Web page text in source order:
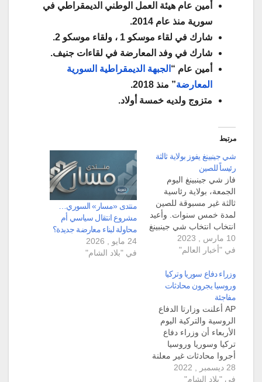
أمين عام هيئة العمل الوطني الديمقراطي في
سورية منذ عام 2014.
شارك في لقاء موسكو 1 ، ولقاء موسكو 2.
شارك في وفد المعارضة في لقاءات جنيف.
أمين عام “ الجبهة الديمقراطية السورية
المعارضة” منذ 2018.
متزوج ولديه خمسة أولاد.
مرتبط
شي جينبينغ يفوز بولاية ثالثة
رئيساً للصين
فاز شي جينبينغ اليوم
الجمعة، بولاية رئاسية
ثالثة غير مسبوقة للصين
لمدة خمس سنوات. وأعيد
انتخاب انتخاب شي جينبينغ
رئيسا للصين لولاية ثالثة،
بتصويت النواب بالإجماع
2952 صوت وعدم امتناع
او تصويت ضده من أي
نائب. وصوت أعضاء
البرلمان الصيني، بالإجماع
في قاعة الشعب الكبرى
لصالح شي…
10 مارس , 2023
في "أخبار العالم"
منتدى «مسار» السوري…
مشروع انتقال سياسي أم
محاولة لبناء معارضة جديدة؟
24 مايو , 2026
في "بلاد الشام"
وزراء دفاع سوريا وتركيا
وروسيا يجرون محادثات
مفاجئة
AP أعلنت وزارتا الدفاع
الروسية والتركية اليوم
الأربعاء أن وزراء دفاع
تركيا وسوريا وروسيا
أجروا محادثات غير معلنة
مسبقاً في موسكو. ويعتبر
هذا الاجتماع الأول بين
28 ديسمبر , 2022
في "بلاد الشام"